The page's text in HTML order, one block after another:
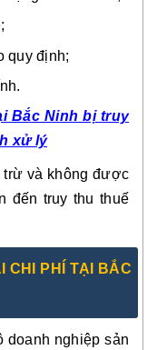
quy định;
Bắc Ninh bị truy
xử lý
và không được
đến truy thu thuế
CHI PHÍ TẠI BẮC
doanh nghiệp sản